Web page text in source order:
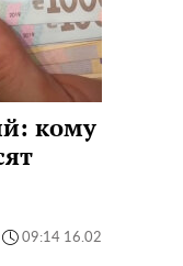
кому
09:14 16.02